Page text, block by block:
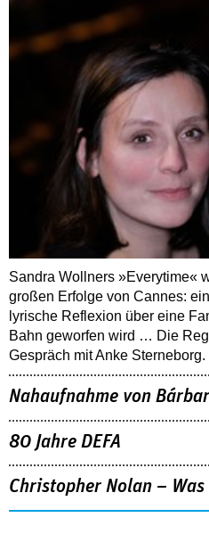
Sandra Wollners »Everytime«
großen Erfolge von Cannes:
lyrische Reflexion über eine
Bahn geworfen wird … Die
Gespräch mit Anke Sterneborg.
Nahaufnahme von
80 Jahre DEFA
Christopher Nolan –